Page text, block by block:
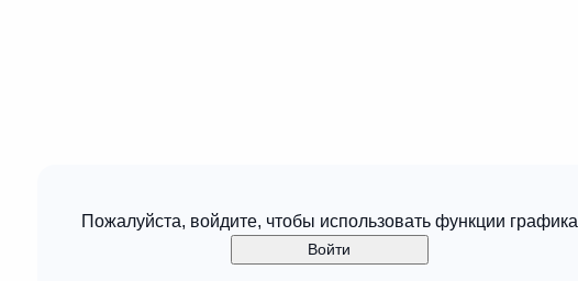
Пожалуйста, войдите, чтобы использовать функции графика
Войти